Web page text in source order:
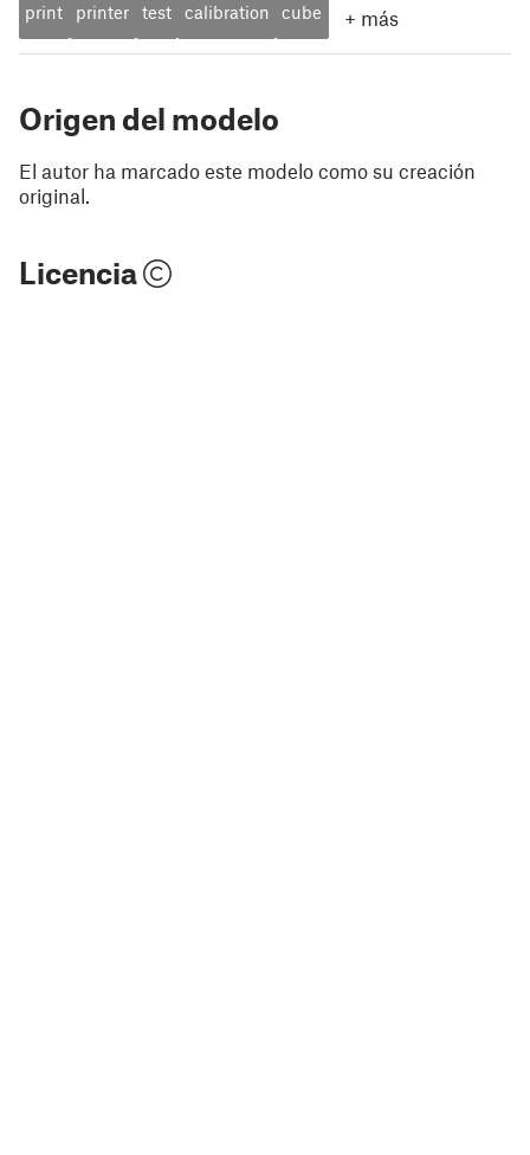
print printer test calibration cube + más
Origen del modelo
El autor ha marcado este modelo como su creación
original.
Licencia